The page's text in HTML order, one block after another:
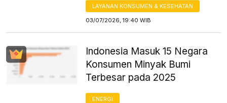
LAYANAN KONSUMEN & KESEHATAN
03/07/2026, 19:40 WIB
Indonesia Masuk 15 Negara
Konsumen Minyak Bumi
Terbesar pada 2025
ENERGI